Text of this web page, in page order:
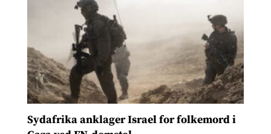
Sydafrika anklager Israel for folkemord i